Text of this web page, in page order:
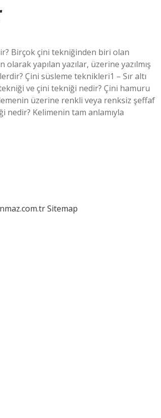
Birçok çini tekniğinden biri olan
olarak yapılan yazılar, üzerine yazılmış
Çini süsleme teknikleri1 – Sır altı
ve çini tekniği nedir? Çini hamuru
üzerine renkli veya renksiz şeffaf
Kelimenin tam anlamıyla
Sitemap